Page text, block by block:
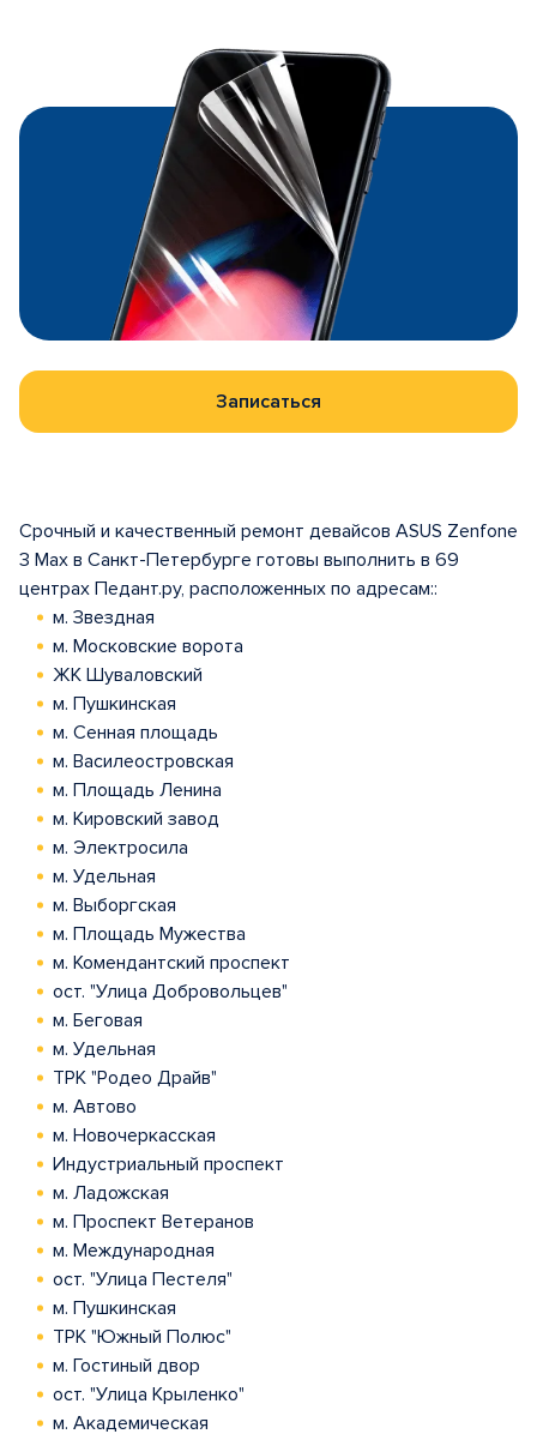
Записаться
Срочный и качественный ремонт девайсов ASUS Zenfone
3 Max в Санкт-Петербурге готовы выполнить в 69
центрах Педант.ру, расположенных по адресам::
м. Звездная
м. Московские ворота
ЖК Шуваловский
м. Пушкинская
м. Сенная площадь
м. Василеостровская
м. Площадь Ленина
м. Кировский завод
м. Электросила
м. Удельная
м. Выборгская
м. Площадь Мужества
м. Комендантский проспект
ост. "Улица Добровольцев"
м. Беговая
м. Удельная
ТРК "Родео Драйв"
м. Автово
м. Новочеркасская
Индустриальный проспект
м. Ладожская
м. Проспект Ветеранов
м. Международная
ост. "Улица Пестеля"
м. Пушкинская
ТРК "Южный Полюс"
м. Гостиный двор
ост. "Улица Крыленко"
м. Академическая